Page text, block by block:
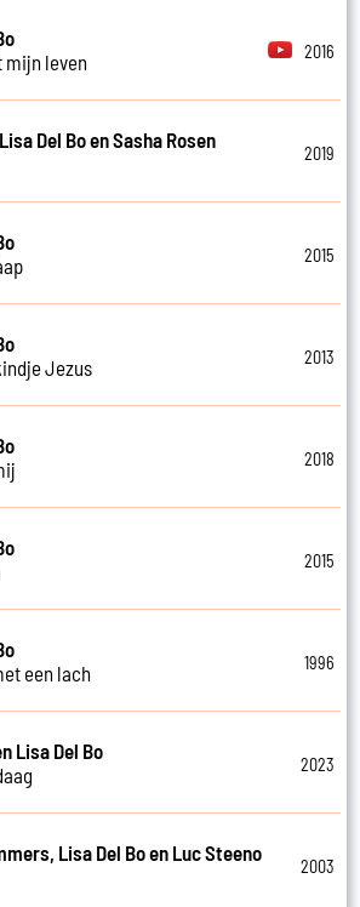
leven
2016
Del Bo en Sasha Rosen
2019
2015
Jezus
2013
2018
2015
een lach
1996
Lisa Del Bo
2023
Lisa Del Bo en Luc Steeno
2003